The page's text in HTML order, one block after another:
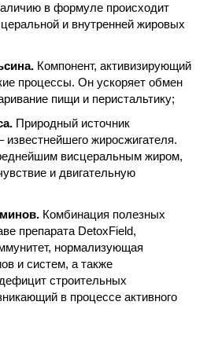
в формуле происходит
и внутренней жировых
Компонент, активизирующий
процессы. Он ускоряет обмен
пищи и перистальтику;
Природный источник
известнейшего жиросжигателя.
висцеральным жиром,
и двигательную
Комбинация полезных
препарата DetoxField,
нормализующая
и систем, а также
строительных
в процессе активного